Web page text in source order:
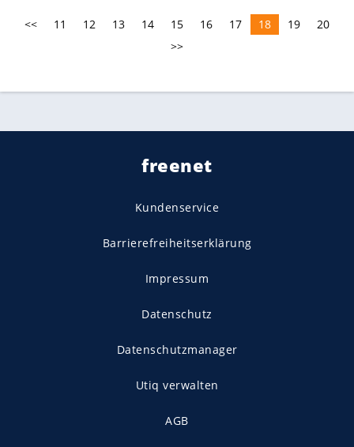
<< 11 12 13 14 15 16 17 18 19
20
>>
freenet
Kundenservice
Barrierefreiheitserklärung
Impressum
Datenschutz
Datenschutzmanager
Utiq verwalten
AGB